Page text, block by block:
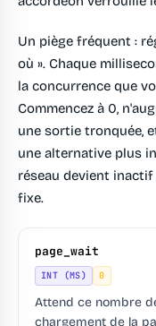
Un piège fréquent :
où ». Chaque
la concurrence que
Commencez à 0,
une sortie tronquée,
une alternative plus
réseau devient
fixe.
page_wait
INT (MS) 0
Attend ce nombre
chargement de la